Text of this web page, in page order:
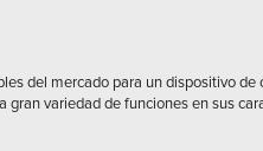
del mercado para un dispositivo
variedad de funciones en sus